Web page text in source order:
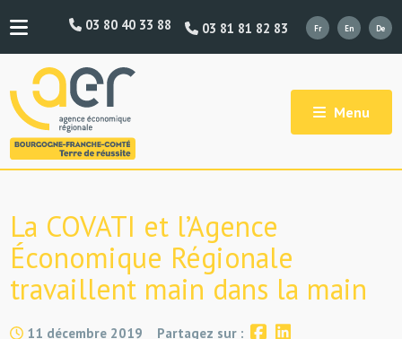
03 81 81 82 83
03 80 40 33 88
Menu
La COVATI et l’Agence
Économique Régionale
travaillent main dans la main
11 décembre 2019 Partagez sur :